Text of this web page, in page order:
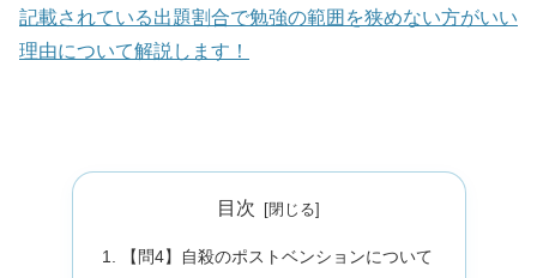
記載されている出題割合で勉強の範囲を狭めない方がいい
理由について解説します！
目次
【問4】自殺のポストベンションについて